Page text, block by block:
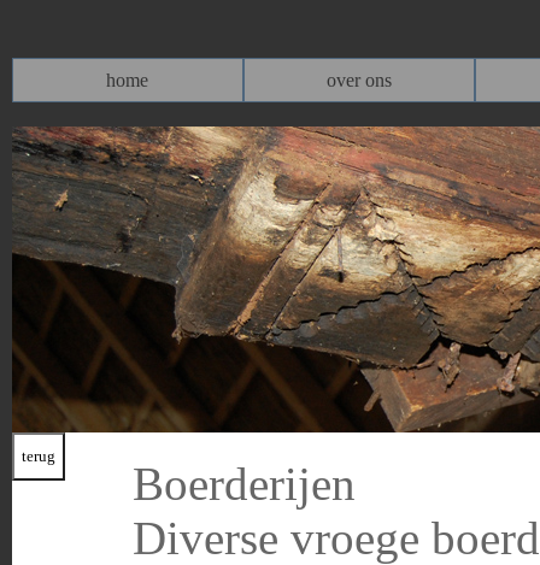
home over ons
Boerderijen
Diverse vroege